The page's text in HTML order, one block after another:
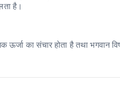
है।
ऊर्जा का संचार होता है तथा भगवान